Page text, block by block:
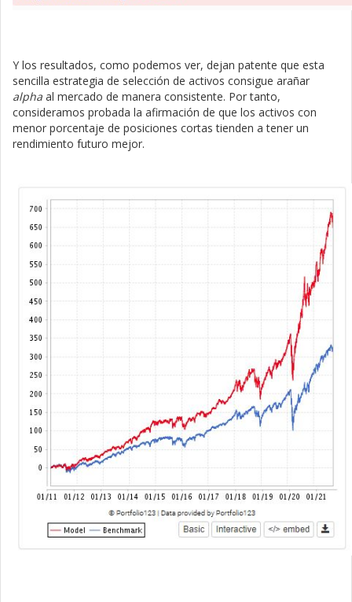
Y los resultados, como podemos ver, dejan patente que esta
sencilla estrategia de selección de activos consigue arañar
alpha al mercado de manera consistente. Por tanto,
consideramos probada la afirmación de que los activos con
menor porcentaje de posiciones cortas tienden a tener un
rendimiento futuro mejor.